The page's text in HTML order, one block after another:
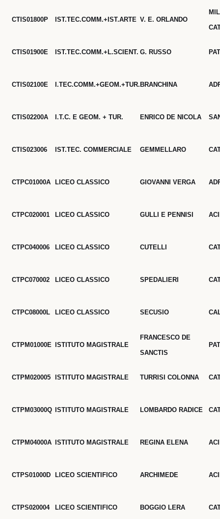
CTIS01800P IST.TEC.COMM.+IST.ARTE V. E. ORLANDO
CTIS01900E IST.TEC.COMM.+L.SCIENT. G. RUSSO
CTIS02100E I.TEC.COMM.+GEOM.+TUR.BRANCHINA
CTIS02200A I.T.C. E GEOM. + TUR. ENRICO DE NICOLA
CTIS023006 IST.TEC. COMMERCIALE GEMMELLARO
CTPC01000A LICEO CLASSICO GIOVANNI VERGA
CTPC020001 LICEO CLASSICO GULLI E PENNISI
CTPC040006 LICEO CLASSICO CUTELLI
CTPC070002 LICEO CLASSICO SPEDALIERI
CTPC08000L LICEO CLASSICO SECUSIO
CTPM01000E ISTITUTO MAGISTRALE
FRANCESCO DE
SANCTIS
CTPM020005 ISTITUTO MAGISTRALE TURRISI COLONNA
CTPM03000Q ISTITUTO MAGISTRALE LOMBARDO RADICE
CTPM04000A ISTITUTO MAGISTRALE REGINA ELENA
CTPS01000D LICEO SCIENTIFICO ARCHIMEDE
CTPS020004 LICEO SCIENTIFICO BOGGIO LERA